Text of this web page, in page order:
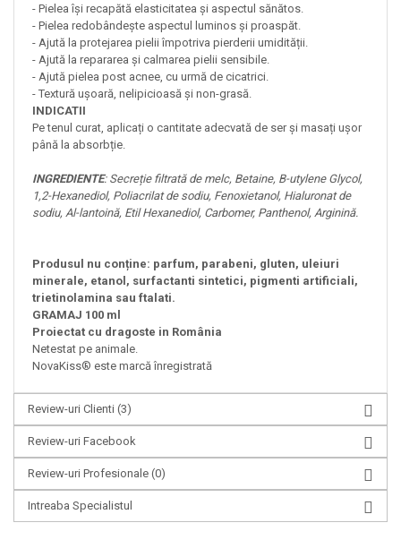
- Pielea își recapătă elasticitatea și aspectul sănătos.
- Pielea redobândește aspectul luminos și proaspăt.
- Ajută la protejarea pielii împotriva pierderii umidității.
- Ajută la repararea și calmarea pielii sensibile.
- Ajută pielea post acnee, cu urmă de cicatrici.
- Textură ușoară, nelipicioasă și non-grasă.
INDICATII
Pe tenul curat, aplicați o cantitate adecvată de ser și masați ușor
până la absorbție.
INGREDIENTE: Secreție filtrată de melc, Betaine, B-utylene Glycol,
1,2-Hexanediol, Poliacrilat de sodiu, Fenoxietanol, Hialuronat de
sodiu, Al-lantoină, Etil Hexanediol, Carbomer, Panthenol, Arginină.
Produsul nu conține: parfum, parabeni, gluten, uleiuri
minerale, etanol, surfactanti sintetici, pigmenti artificiali,
trietinolamina sau ftalati.
GRAMAJ 100 ml
Proiectat cu dragoste in România
Netestat pe animale.
NovaKiss® este marcă înregistrată
Review-uri Clienti (3)
Review-uri Facebook
Review-uri Profesionale (0)
Intreaba Specialistul